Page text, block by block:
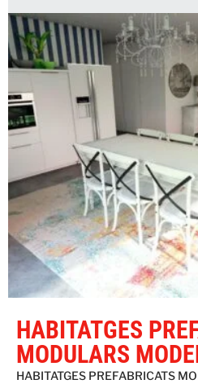
HABITATGES
MODULARS
HABITATGES PREFABRICATS